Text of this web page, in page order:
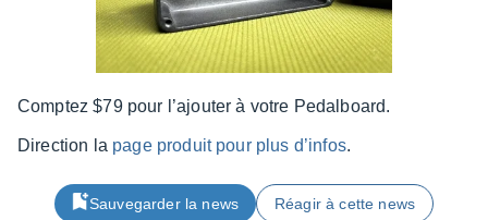
Comp­tez $79 pour l’ajou­ter à votre Pedal­board.
Direc­tion la page produit pour plus d’in­fos.
Sauvegarder la news Réagir à cette news